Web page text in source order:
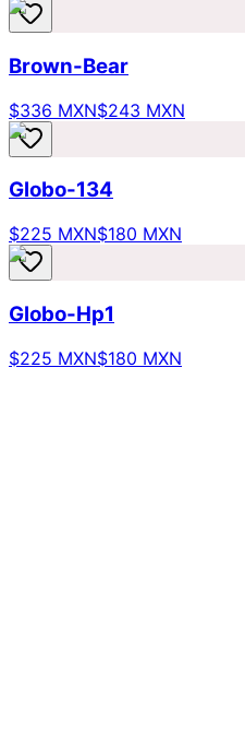
Brown-Bear
$336 MXN$243 MXN
Globo-134
$225 MXN$180 MXN
Globo-Hp1
$225 MXN$180 MXN